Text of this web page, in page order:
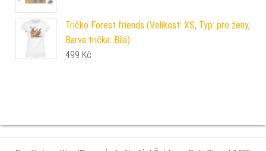
Tričko Forest friends (Velikost: XS, Typ: pro ženy,
Barva trička: Bílá)
499 Kč